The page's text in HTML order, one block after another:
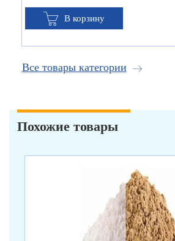
В корзину
Все товары категории
Похожие товары